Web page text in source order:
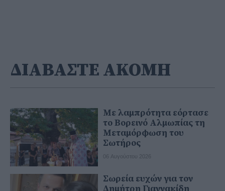
ΔΙΑΒΑΣΤΕ ΑΚΟΜΗ
Με λαμπρότητα εόρτασε
το Βορεινό Αλμωπίας τη
Μεταμόρφωση του
Σωτήρος
06 Αυγούστου 2026
Σωρεία ευχών για τον
Δημήτρη Γιαννακίδη